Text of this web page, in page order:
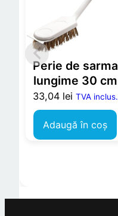
Perie de sarma
lungime 30 cm
33,04 lei TVA inclus.
Adaugă în coș